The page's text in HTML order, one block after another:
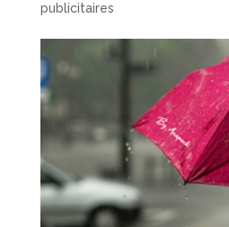
publicitaires